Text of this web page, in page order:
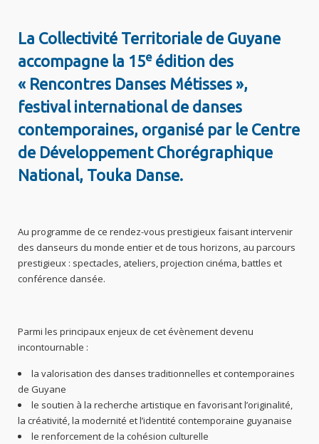
La Collectivité Territoriale de Guyane
accompagne la 15eédition des
« Rencontres Danses Métisses »,
festival international de danses
contemporaines, organisé par le Centre
de Développement Chorégraphique
National, Touka Danse.
Au programme de ce rendez-vous prestigieux faisant intervenir
des danseurs du monde entier et de tous horizons, au parcours
prestigieux : spectacles, ateliers, projection cinéma, battles et
conférence dansée.
Parmi les principaux enjeux de cet évènement devenu
incontournable :
la valorisation des danses traditionnelles et contemporaines
de Guyane
le soutien à la recherche artistique en favorisant l’originalité,
la créativité, la modernité et l’identité contemporaine guyanaise
le renforcement de la cohésion culturelle